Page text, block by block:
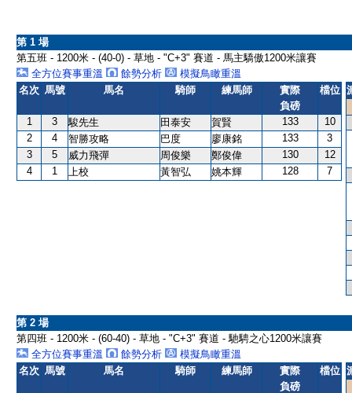
第 1 場
第五班 - 1200米 - (40-0) - 草地 - "C+3" 賽道 - 馬主驕傲1200米讓賽
全方位賽事重溫
餘勢分析
模擬鳥瞰重溫
名次 馬號 馬名 騎師 練馬師
實際
負磅
檔位
1 3 駿先生 田泰安 賀賢 133
10
2
4 智勝攻略 巴度 廖康銘 133
3
3
5 威力飛彈 周俊樂 鄭俊偉 130
12
4
1 上校 黃智弘 姚本輝 128 7
第 2 場
第四班 - 1200米 - (60-40) - 草地 - "C+3" 賽道 - 馳騁之心1200米讓賽
全方位賽事重溫
餘勢分析
模擬鳥瞰重溫
名次 馬號 馬名 騎師 練馬師
實際
負磅
檔位